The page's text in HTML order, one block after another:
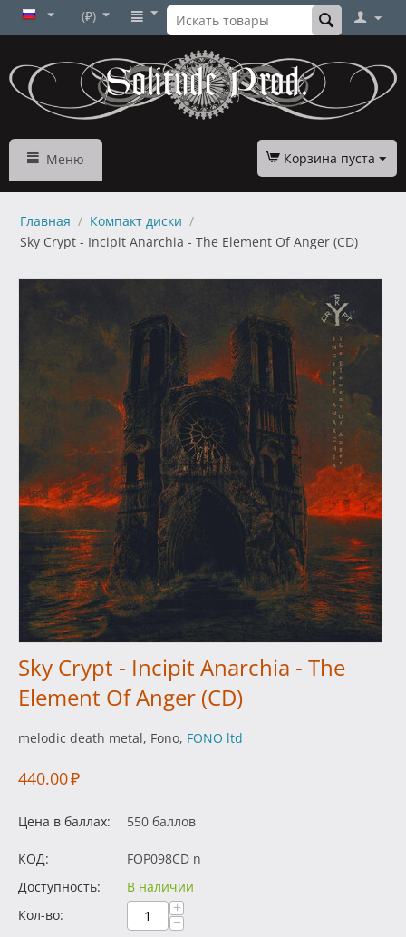
(₽)
Меню Корзина пуста
Главная / Компакт диски /
Sky Crypt - Incipit Anarchia - The Element Of Anger (CD)
Sky Crypt - Incipit Anarchia - The
Element Of Anger (CD)
melodic death metal, Fono, FONO ltd
440.00₽
Цена в баллах: 550 баллов
КОД:
FOP098CD n
Доступность:
В наличии
Кол-во:
+
−